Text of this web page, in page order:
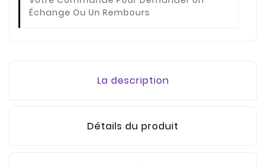
Échange Ou Un Rembours
La description
Détails du produit